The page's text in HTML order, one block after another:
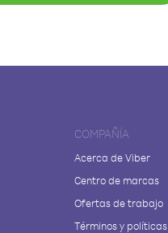
COMPAÑÍA
Acerca de Viber
Centro de marcas
Ofertas de trabajo
Términos y políticas